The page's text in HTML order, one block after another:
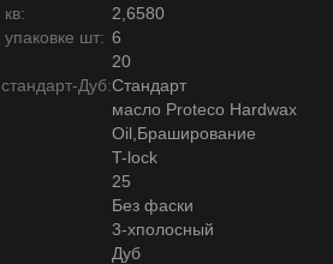
2,6580
шт: 6
20
Дуб:Стандарт
масло Proteco Hardwax
Oil,Браширование
T-lock
25
Без фаски
3-хполосный
Дуб